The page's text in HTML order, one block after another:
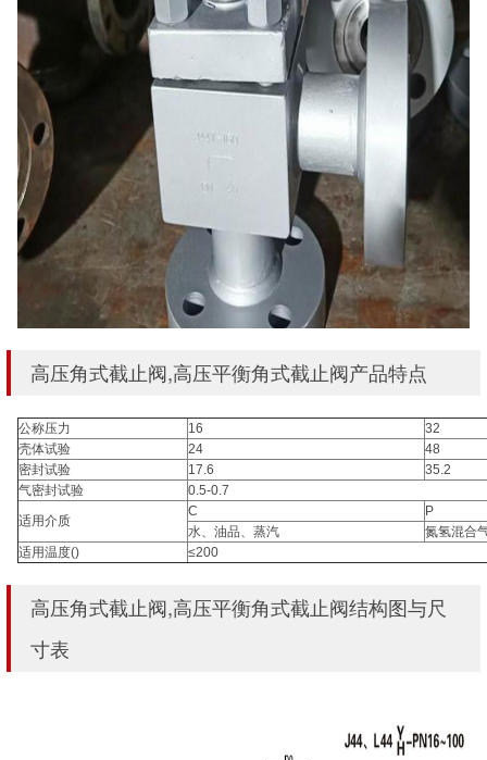
高压角式截止阀,高压平衡角式截止阀产品特点
公称压力 16
32
壳体试验
24
48
密封试验
17.6
35.2
气密封试验
0.5-0.7
适用介质
C
P
水、油品、蒸汽
氮氢混合
适用温度()
≤200
高压角式截止阀,高压平衡角式截止阀结构图与尺
寸表